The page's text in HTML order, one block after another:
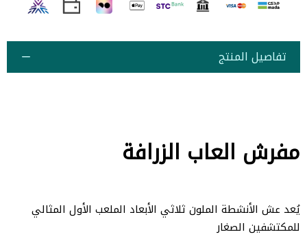
تفاصيل المنتج
مفرش العاب الزرافة
يُعد عش الأنشطة الملون ثلاثي الأبعاد الملعب الأول المثالي
للمكتشفين الصغار